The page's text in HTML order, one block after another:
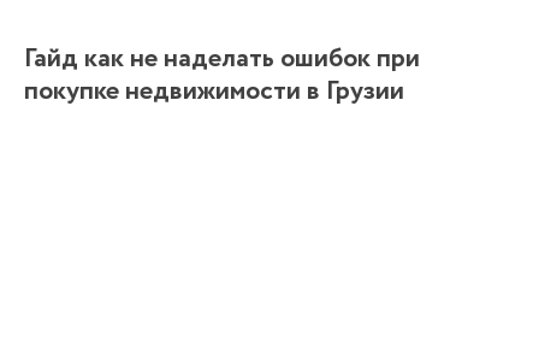
Гайд как не наделать ошибок при
покупке недвижимости в Грузии